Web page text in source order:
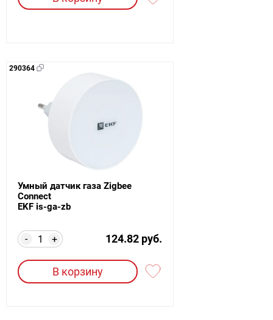
290364
Умный датчик газа Zigbee
Connect
EKF is-ga-zb
+
- 124.82 руб.
В корзину